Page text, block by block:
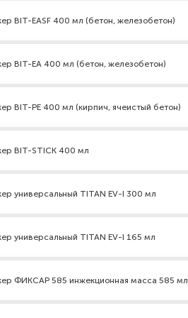
BIT-EASF 400 мл (бетон, железобетон)
BIT-EA 400 мл (бетон, железобетон)
BIT-PE 400 мл (кирпич, ячеистый бетон)
BIT-STICK 400 мл
универсальный TITAN EV-I 300 мл
универсальный TITAN EV-I 165 мл
ФИКСАР 585 инжекционная масса 585 мл